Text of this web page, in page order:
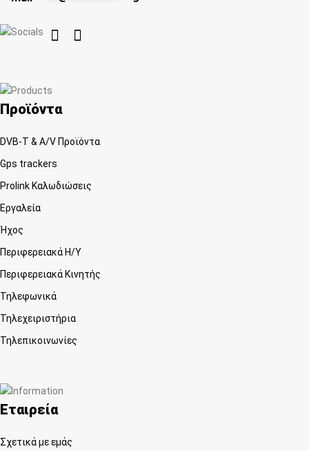
 
Προϊόντα
DVB-T & A/V Προϊόντα
Gps trackers
Prolink Καλωδιώσεις
Εργαλεία
Ήχος
Περιφερειακά Η/Υ
Περιφερειακά Κινητής
Τηλεφωνικά
Τηλεχειριστήρια
Τηλεπικοινωνίες
Εταιρεία
Σχετικά με εμάς